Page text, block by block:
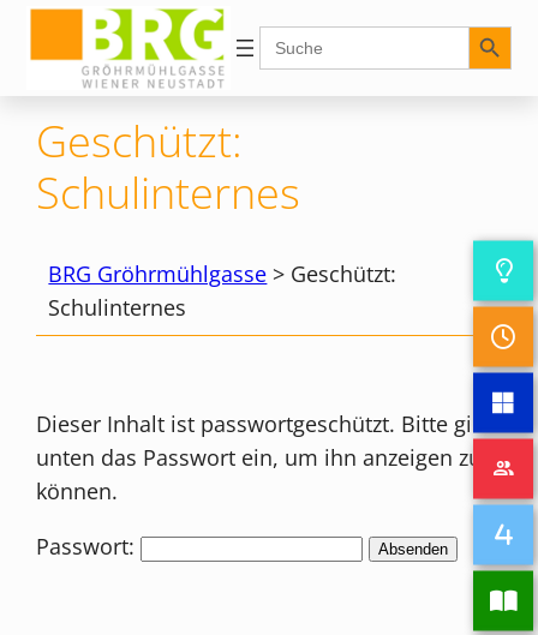
Inhalt
springen
Search
for:
Search Button
Geschützt:
Schulinternes
BRG Gröhrmühlgasse > Geschützt:
Schulinternes
Dieser Inhalt ist passwortgeschützt. Bitte gib
unten das Passwort ein, um ihn anzeigen zu
können.
Passwort: